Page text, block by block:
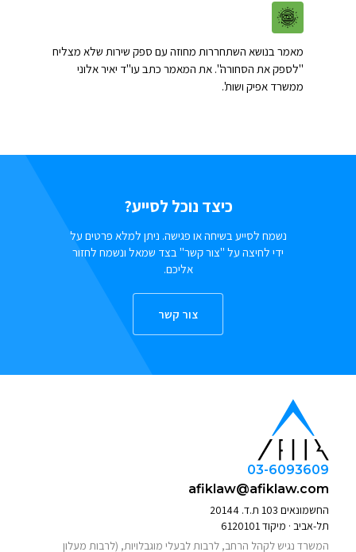
מאמר בנושא השתחררות מחוזה עם ספק שירות שלא מצליח
"לספק את הסחורה". את המאמר כתב עו"ד יאיר אלוני
ממשרד אפיק ושות'.
כיצד נוכל לסייע?
נשמח לסייע בשיחה או פגישה. ניתן למלא פרטים על
ידי לחיצה על "צור קשר" בצד שמאל ונשמח לחזור
אליכם.
צור קשר
03-6093609
afiklaw@afiklaw.com
החשמונאים 103 ת.ד. 20144
תל-אביב · מיקוד 6120101
המשרד נגיש לקהל הרחב, לרבות לבעלי מוגבלויות, (לרבות מעלון